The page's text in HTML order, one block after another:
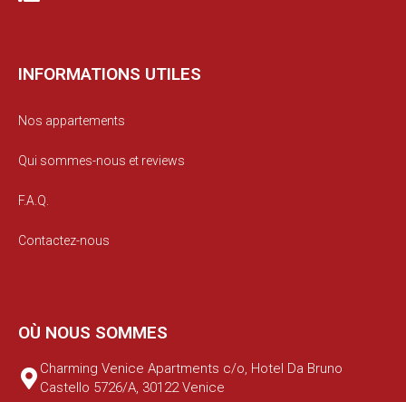
INFORMATIONS UTILES
Nos appartements
Qui sommes-nous et reviews
F.A.Q.
Contactez-nous
OÙ NOUS SOMMES
Charming Venice Apartments c/o, Hotel Da Bruno
Castello 5726/A, 30122 Venice